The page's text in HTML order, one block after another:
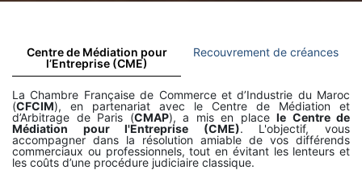
Centre de Médiation pour
l’Entreprise (CME)
Recouvrement de créances
La Chambre Française de Commerce et d’Industrie du Maroc
(CFCIM), en partenariat avec le Centre de Médiation et
d’Arbitrage de Paris (CMAP), a mis en place le Centre de
Médiation pour l'Entreprise (CME). L'objectif, vous
accompagner dans la résolution amiable de vos différends
commerciaux ou professionnels, tout en évitant les lenteurs et
les coûts d’une procédure judiciaire classique.